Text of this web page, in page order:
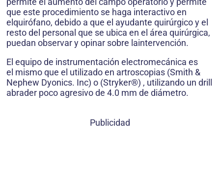
que este procedimiento se haga interactivo en
elquirófano, debido a que el ayudante quirúrgico y el
resto del personal que se ubica en el área quirúrgica,
puedan observar y opinar sobre laintervención.
El equipo de instrumentación electromecánica es
el mismo que el utilizado en artroscopias (Smith &
Nephew Dyonics. Inc) o (Stryker®) , utilizando un drill
abrader poco agresivo de 4.0 mm de diámetro.
Publicidad